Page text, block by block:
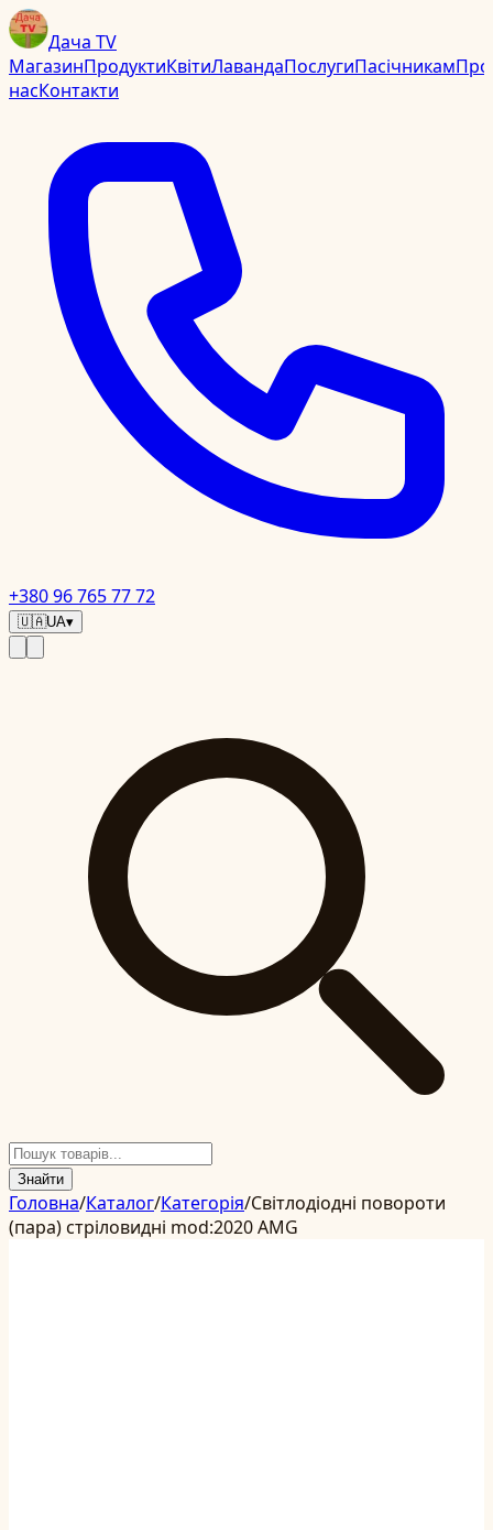
Дача TV
МагазинПродуктиКвітиЛавандаПослугиПасічникамПро
насКонтакти
+380 96 765 77 72
🇺🇦UA▾
Знайти
Головна/Каталог/Категорія/Світлодіодні повороти
(пара) стріловидні mod:2020 AMG